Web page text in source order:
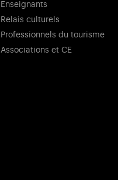
Enseignants
Relais culturels
Professionnels du tourisme
Associations et CE